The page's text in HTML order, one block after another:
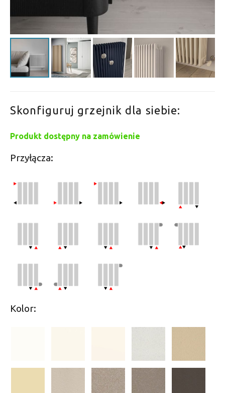
Skonfiguruj grzejnik dla siebie:
Produkt dostępny na zamówienie
Przyłącza:
Kolor: